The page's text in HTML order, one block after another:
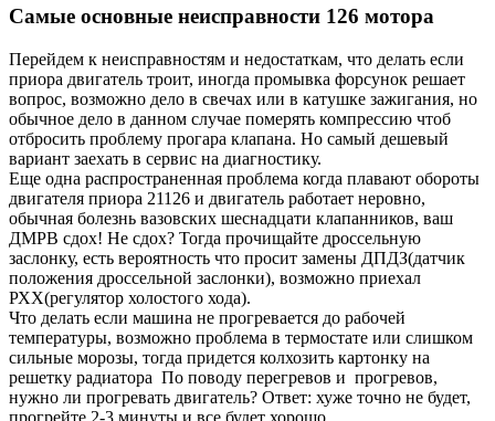
Самые основные неисправности 126 мотора
Перейдем к неисправностям и недостаткам, что делать если
приора двигатель троит, иногда промывка форсунок решает
вопрос, возможно дело в свечах или в катушке зажигания, но
обычное дело в данном случае померять компрессию чтоб
отбросить проблему прогара клапана. Но самый дешевый
вариант заехать в сервис на диагностику.
Еще одна распространенная проблема когда плавают обороты
двигателя приора 21126 и двигатель работает неровно,
обычная болезнь вазовских шеснадцати клапанников, ваш
ДМРВ сдох! Не сдох? Тогда прочищайте дроссельную
заслонку, есть вероятность что просит замены ДПДЗ(датчик
положения дроссельной заслонки), возможно приехал
РХХ(регулятор холостого хода).
Что делать если машина не прогревается до рабочей
температуры, возможно проблема в термостате или слишком
сильные морозы, тогда придется колхозить картонку на
решетку радиатора По поводу перегревов и прогревов,
нужно ли прогревать двигатель? Ответ: хуже точно не будет,
прогрейте 2-3 минуты и все будет хорошо.